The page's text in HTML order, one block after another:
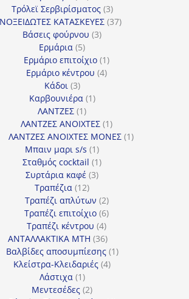
προϊόντα
Τρόλεϊ Σερβιρίσματος 33
προϊόντα
ΚΑΤΑΣΚΕΥΕΣ 3737
Βάσεις φούρνου 33
Ερμάρια 55
προϊόντα
Ερμάριο επιτοίχιο 11
προϊόν
Ερμάριο κέντρου 44
Κάδοι 33
προϊόντα
Καρβουνιέρα 11
ΛΑΝΤΖΕΣ 11
προϊόν
ΛΑΝΤΖΕΣ ΑΝΟΙΧΤΕΣ 11
προϊόν
ΛΑΝΤΖΕΣ ΑΝΟΙΧΤΕΣ ΜΟΝΕΣ 11
Μπαιν μαρι s/s 11
προϊόν
Σταθμός cocktail 11
Συρτάρια καφέ 33
Τραπέζια 1212
προϊόντα
Τραπέζι απλύτων 22
προϊόντα
Τραπέζι επιτοίχιο 66
προϊόντα
Τραπέζι κέντρου 44
προϊόντα
ΑΝΤΑΛΛΑΚΤΙΚΑ MTH 3636
προϊόντα
Βαλβίδες αποσυμπίεσης 11
Κλείστρα-Κλειδαριές 44
Λάστιχα 11
προϊόν
Μεντεσέδες 22